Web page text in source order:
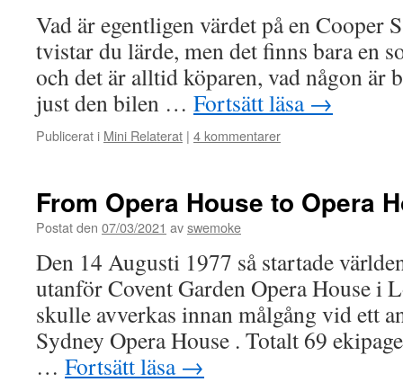
Vad är egentligen värdet på en Cooper
tvistar du lärde, men det finns bara en
och det är alltid köparen, vad någon är
just den bilen … Fortsätt läsa →
Publicerat i Mini Relaterat | 4 kommentarer
From Opera House to Opera
Postat den 07/03/2021 avswemoke
Den 14 Augusti 1977 så startade
utanför Covent Garden Opera House i
skulle avverkas innan målgång vid ett
Sydney Opera House . Totalt 69
… Fortsätt läsa →